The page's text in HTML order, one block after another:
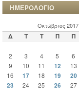
ΗΜΕΡΟΛΟΓΙΟ
Οκτώβριος 2017
Δ Τ Τ Π Π
2 3 4 5 6
9
10 11 12 13
16 17 18 19 20
23
24 25 26 27